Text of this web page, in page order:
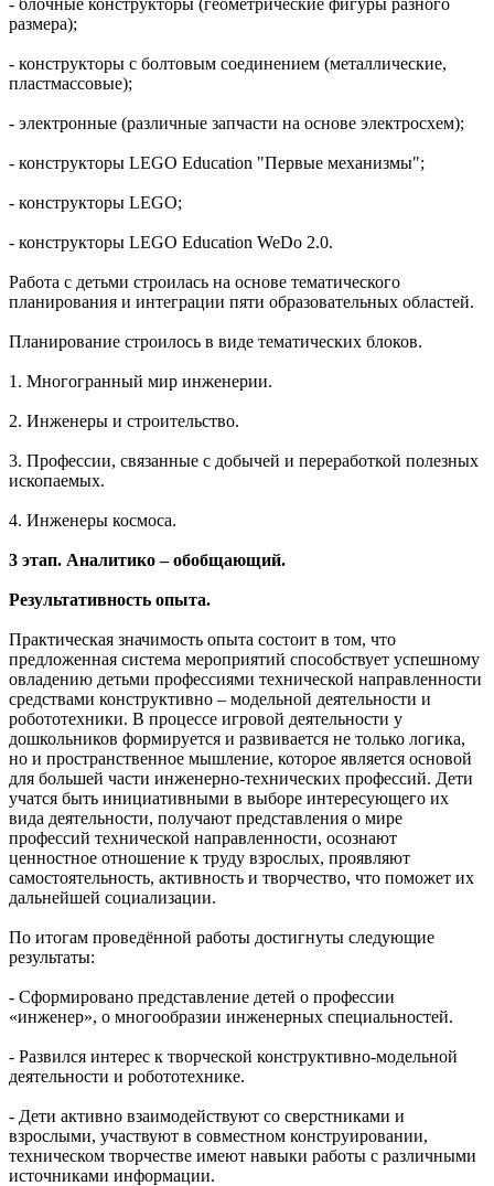
размера);
- конструкторы с болтовым соединением (металлические,
пластмассовые);
- электронные (различные запчасти на основе электросхем);
- конструкторы LEGO Education "Первые механизмы";
- конструкторы LEGO;
- конструкторы LEGO Education WeDo 2.0.
Работа с детьми строилась на основе тематического
планирования и интеграции пяти образовательных областей.
Планирование строилось в виде тематических блоков.
1. Многогранный мир инженерии.
2. Инженеры и строительство.
3. Профессии, связанные с добычей и переработкой полезных
ископаемых.
4. Инженеры космоса.
3 этап. Аналитико – обобщающий.
Результативность опыта.
Практическая значимость опыта состоит в том, что
предложенная система мероприятий способствует успешному
овладению детьми профессиями технической направленности
средствами конструктивно – модельной деятельности и
робототехники. В процессе игровой деятельности у
дошкольников формируется и развивается не только логика,
но и пространственное мышление, которое является основой
для большей части инженерно-технических профессий. Дети
учатся быть инициативными в выборе интересующего их
вида деятельности, получают представления о мире
профессий технической направленности, осознают
ценностное отношение к труду взрослых, проявляют
самостоятельность, активность и творчество, что поможет их
дальнейшей социализации.
По итогам проведённой работы достигнуты следующие
результаты:
- Сформировано представление детей о профессии
«инженер», о многообразии инженерных специальностей.
- Развился интерес к творческой конструктивно-модельной
деятельности и робототехнике.
- Дети активно взаимодействуют со сверстниками и
взрослыми, участвуют в совместном конструировании,
техническом творчестве имеют навыки работы с различными
источниками информации.